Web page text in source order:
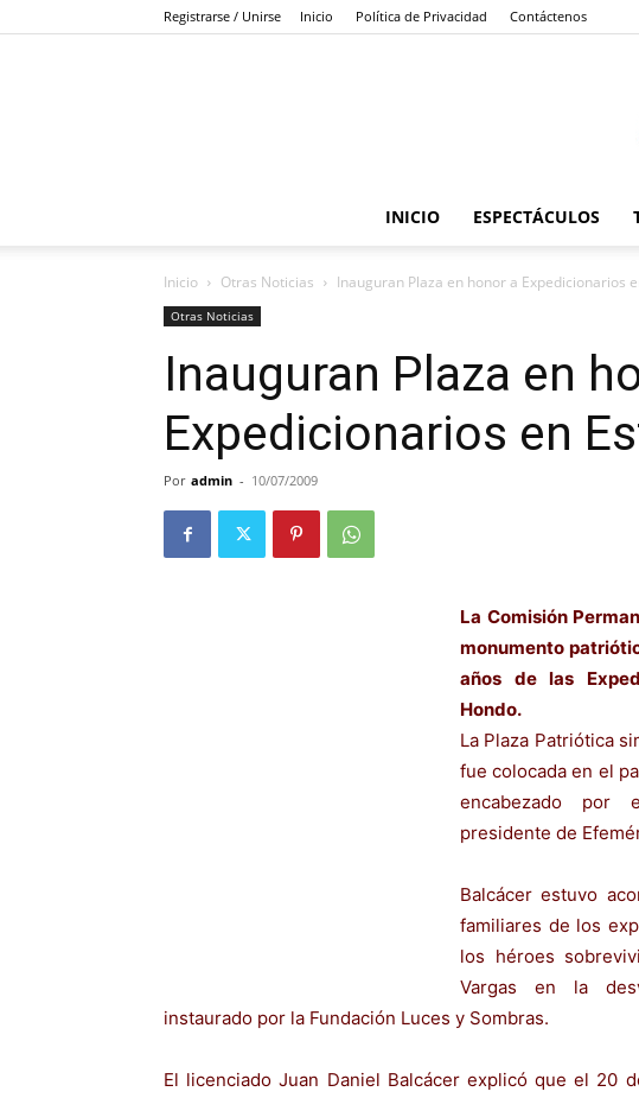
Registrarse / Unirse Inicio Política de Privacidad Contáctenos
INICIO ESPECTÁCULOS
Inicio Otras Noticias Inauguran Plaza en honor a Expedicionarios
Otras Noticias
Inauguran Plaza en
Expedicionarios en
Por admin - 10/07/2009
La Comisión
monumento
años de las
Hondo.
La Plaza Patriótica
fue colocada en el
encabezado por
presidente de
Balcácer estuvo
familiares de los
los héroes
Vargas en la
instaurado por la Fundación Luces y Sombras.
El licenciado Juan Daniel Balcácer explicó que el 20